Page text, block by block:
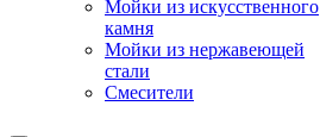
Мойки из искусственного
камня
Мойки из нержавеющей
стали
Смесители